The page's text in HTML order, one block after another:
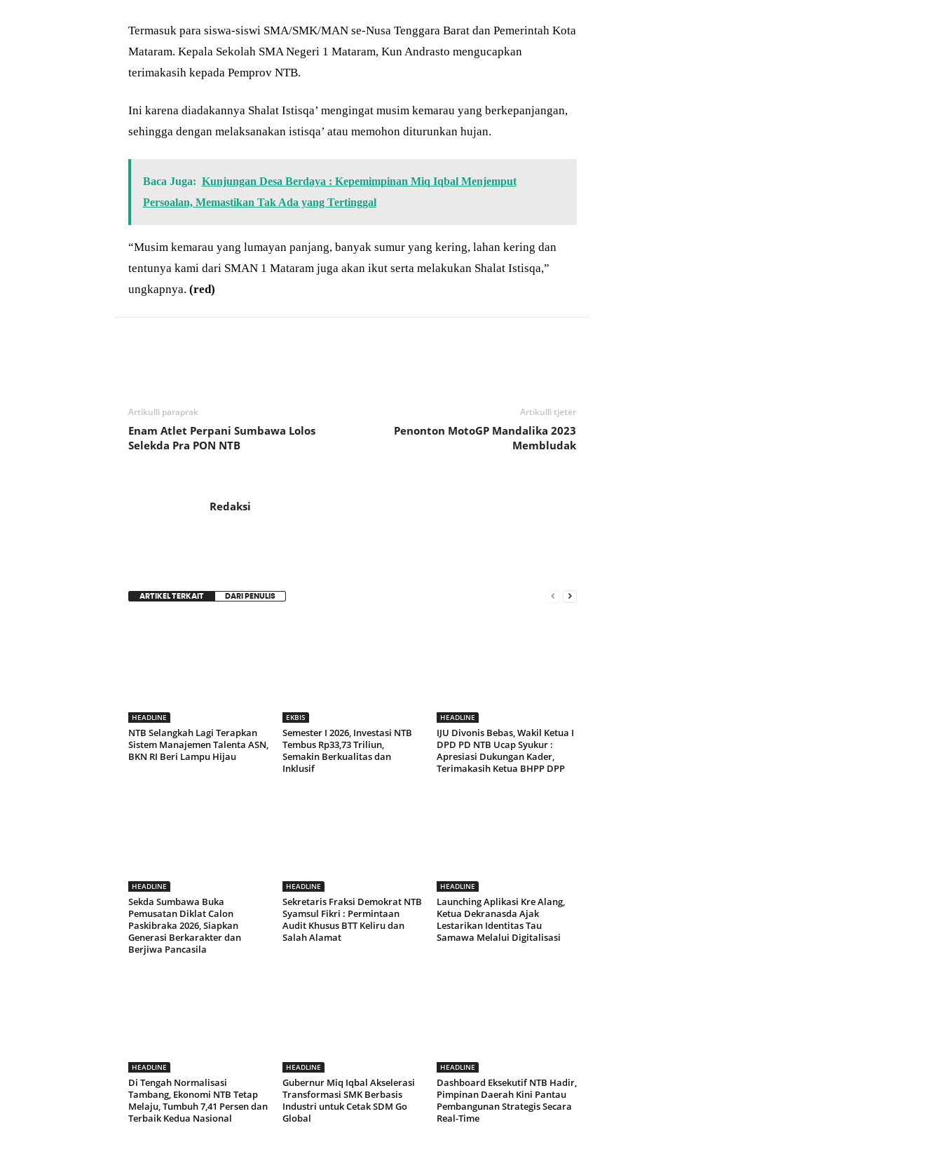
Termasuk para siswa-siswi SMA/SMK/MAN se-Nusa Tenggara Barat dan Pemerintah Kota
Mataram. Kepala Sekolah SMA Negeri 1 Mataram, Kun Andrasto mengucapkan
terimakasih kepada Pemprov NTB.
Ini karena diadakannya Shalat Istisqa’ mengingat musim kemarau yang berkepanjangan,
sehingga dengan melaksanakan istisqa’ atau memohon diturunkan hujan.
Baca Juga: Kunjungan Desa Berdaya : Kepemimpinan Miq Iqbal Menjemput
Persoalan, Memastikan Tak Ada yang Tertinggal
“Musim kemarau yang lumayan panjang, banyak sumur yang kering, lahan kering dan
tentunya kami dari SMAN 1 Mataram juga akan ikut serta melakukan Shalat Istisqa,”
ungkapnya. (red)
Artikulli paraprak
Enam Atlet Perpani Sumbawa Lolos
Selekda Pra PON NTB
Artikulli tjetër
Penonton MotoGP Mandalika 2023
Membludak
Redaksi
ARTIKEL TERKAIT DARI PENULIS
HEADLINE
NTB Selangkah Lagi Terapkan
Sistem Manajemen Talenta ASN,
BKN RI Beri Lampu Hijau
EKBIS
Semester I 2026, Investasi NTB
Tembus Rp33,73 Triliun,
Semakin Berkualitas dan
Inklusif
HEADLINE
IJU Divonis Bebas, Wakil Ketua I
DPD PD NTB Ucap Syukur :
Apresiasi Dukungan Kader,
Terimakasih Ketua BHPP DPP
HEADLINE
Sekda Sumbawa Buka
Pemusatan Diklat Calon
Paskibraka 2026, Siapkan
Generasi Berkarakter dan
Berjiwa Pancasila
HEADLINE
Sekretaris Fraksi Demokrat NTB
Syamsul Fikri : Permintaan
Audit Khusus BTT Keliru dan
Salah Alamat
HEADLINE
Launching Aplikasi Kre Alang,
Ketua Dekranasda Ajak
Lestarikan Identitas Tau
Samawa Melalui Digitalisasi
HEADLINE
Di Tengah Normalisasi
Tambang, Ekonomi NTB Tetap
Melaju, Tumbuh 7,41 Persen dan
Terbaik Kedua Nasional
HEADLINE
Gubernur Miq Iqbal Akselerasi
Transformasi SMK Berbasis
Industri untuk Cetak SDM Go
Global
HEADLINE
Dashboard Eksekutif NTB Hadir,
Pimpinan Daerah Kini Pantau
Pembangunan Strategis Secara
Real-Time